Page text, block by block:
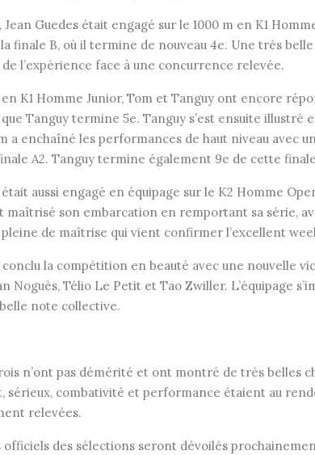
Jean Guedes était engagé sur le 1000 m en K1
finale B, où il termine de nouveau 4e. Une très
l’expérience face à une concurrence relevée.
K1 Homme Junior, Tom et Tanguy ont encore
Tanguy termine 5e. Tanguy s’est ensuite illustré
a enchaîné les performances de haut niveau avec
A2. Tanguy termine également 9e de cette
aussi engagé en équipage sur le K2 Homme
son embarcation en remportant sa série,
de maîtrise qui vient confirmer l’excellent
conclu la compétition en beauté avec une nouvelle
Noguès, Télio Le Petit et Tao Zwiller. L’équipage
note collective.
n’ont pas démérité et ont montré de très belles
sérieux, combativité et performance étaient au
relevées.
officiels des sélections seront dévoilés